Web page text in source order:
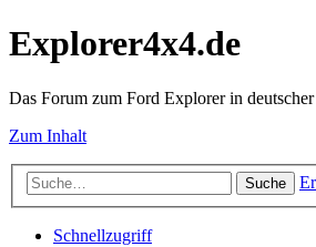
Explorer4x4.de
Das Forum zum Ford Explorer in deutscher
Zum Inhalt
Suche
Schnellzugriff